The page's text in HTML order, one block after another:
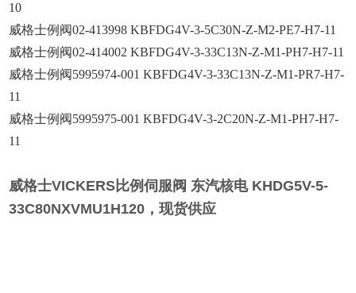
10
威格士例阀02-413998 KBFDG4V-3-5C30N-Z-M2-PE7-H7-11
威格士例阀02-414002 KBFDG4V-3-33C13N-Z-M1-PH7-H7-11
威格士例阀5995974-001 KBFDG4V-3-33C13N-Z-M1-PR7-H7-
11
威格士例阀5995975-001 KBFDG4V-3-2C20N-Z-M1-PH7-H7-
11
威格士VICKERS比例伺服阀 东汽核电 KHDG5V-5-
33C80NXVMU1H120，现货供应